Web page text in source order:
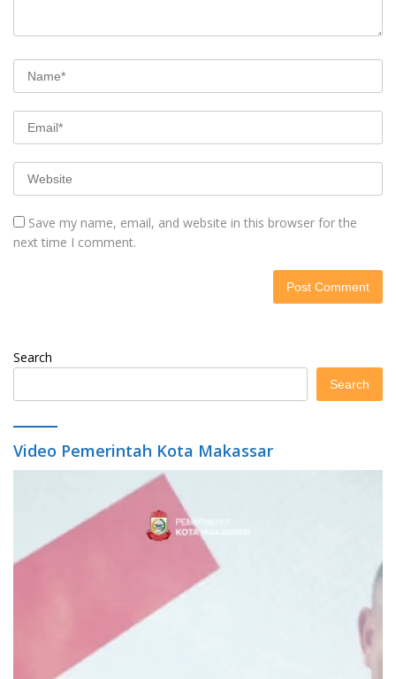
Save my name, email, and website in this browser for the
next time I comment.
Search
Search
Video Pemerintah Kota Makassar